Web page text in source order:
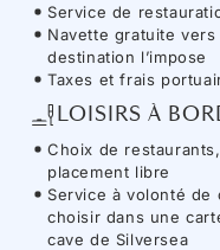
Service de
Navette gratuite
destination l’impose
Taxes et frais
LOISIRS À
Choix de
placement libre
Service à volonté de
choisir dans une
cave de Silversea